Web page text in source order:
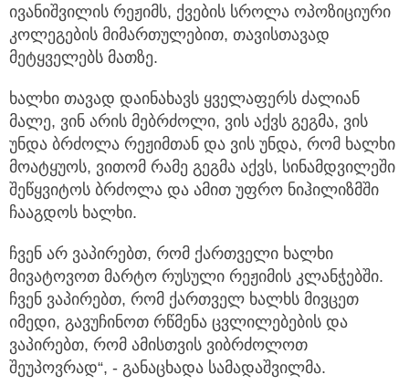
ივანიშვილის რეჟიმს, ქვების სროლა ოპოზიციური
კოლეგების მიმართულებით, თავისთავად
მეტყველებს მათზე.
ხალხი თავად დაინახავს ყველაფერს ძალიან
მალე, ვინ არის მებრძოლი, ვის აქვს გეგმა, ვის
უნდა ბრძოლა რეჟიმთან და ვის უნდა, რომ ხალხი
მოატყუოს, ვითომ რამე გეგმა აქვს, სინამდვილეში
შეწყვიტოს ბრძოლა და ამით უფრო ნიჰილიზმში
ჩააგდოს ხალხი.
ჩვენ არ ვაპირებთ, რომ ქართველი ხალხი
მივატოვოთ მარტო რუსული რეჟიმის კლანჭებში.
ჩვენ ვაპირებთ, რომ ქართველ ხალხს მივცეთ
იმედი, გავუჩინოთ რწმენა ცვლილებების და
ვაპირებთ, რომ ამისთვის ვიბრძოლოთ
შეუპოვრად“, - განაცხადა სამადაშვილმა.